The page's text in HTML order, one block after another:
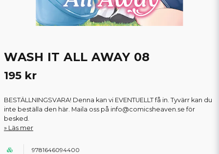
WASH IT ALL AWAY 08
195 kr
BESTÄLLNINGSVARA! Denna kan vi EVENTUELLT få in. Tyvärr kan du
inte beställa den här. Maila oss på info@comicsheaven.se för
besked.
Läs mer
9781646094400